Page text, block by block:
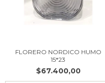
FLORERO NORDICO HUMO
15*23
$67.400,00